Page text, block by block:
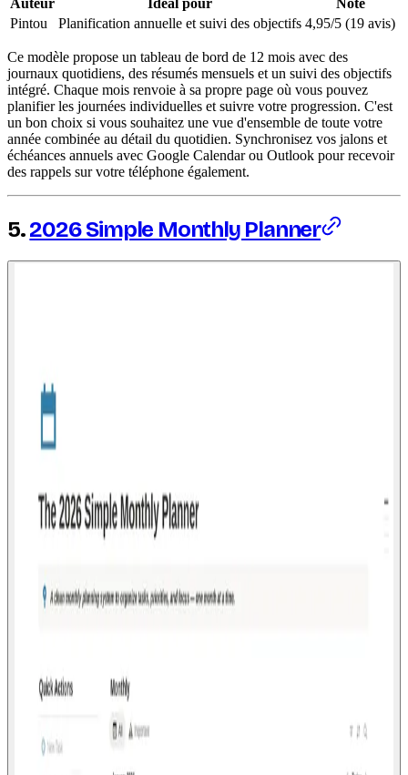
Auteur Idéal pour
Note
Pintou
Planification annuelle et suivi des objectifs 4,95/5 (19 avis)
Ce modèle propose un tableau de bord de 12 mois avec des
journaux quotidiens, des résumés mensuels et un suivi des objectifs
intégré. Chaque mois renvoie à sa propre page où vous pouvez
planifier les journées individuelles et suivre votre progression. C'est
un bon choix si vous souhaitez une vue d'ensemble de toute votre
année combinée au détail du quotidien. Synchronisez vos jalons et
échéances annuels avec Google Calendar ou Outlook pour recevoir
des rappels sur votre téléphone également.
5.2026 Simple Monthly Planner